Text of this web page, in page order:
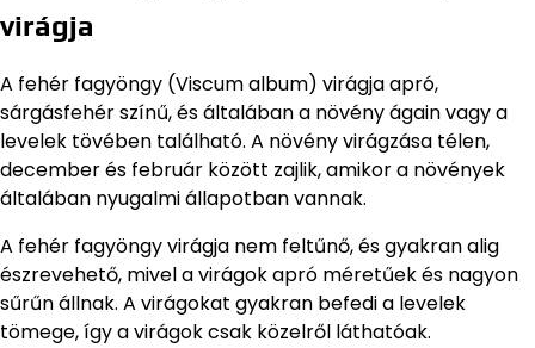
virágja
A fehér fagyöngy (Viscum album) virágja apró,
sárgásfehér színű, és általában a növény ágain vagy a
levelek tövében található. A növény virágzása télen,
december és február között zajlik, amikor a növények
általában nyugalmi állapotban vannak.
A fehér fagyöngy virágja nem feltűnő, és gyakran alig
észrevehető, mivel a virágok apró méretűek és nagyon
sűrűn állnak. A virágokat gyakran befedi a levelek
tömege, így a virágok csak közelről láthatóak.